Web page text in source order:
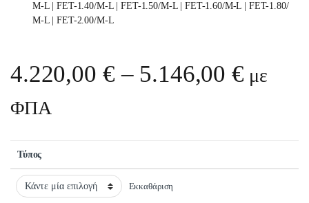
Μ-L | FET-1.40/Μ-L | FEΤ-1.50/Μ-L | FET-1.60/Μ-L | FET-1.80/
Μ-L | FET-2.00/Μ-L
4.220,00 € – 5.146,00 €Price
με
ΦΠΑ
Τύπος
Εκκαθάριση